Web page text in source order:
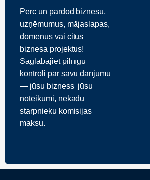
Pērc un pārdod biznesu,
uzņēmumus, mājaslapas,
domēnus vai citus
biznesa projektus!
Saglabājiet pilnīgu
kontroli pār savu darījumu
— jūsu bizness, jūsu
noteikumi, nekādu
starpnieku komisijas
maksu.